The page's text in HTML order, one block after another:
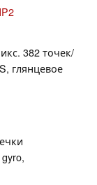
382 точек/
глянцевое